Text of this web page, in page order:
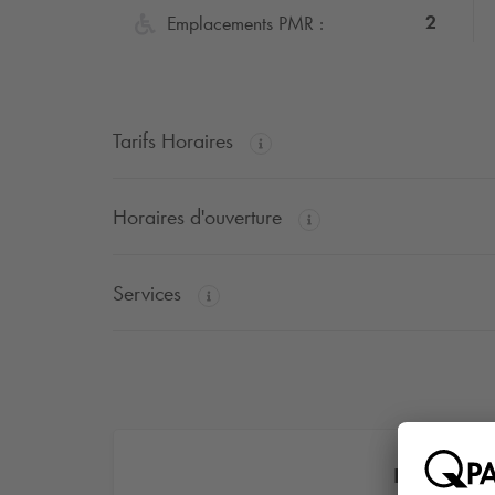
Emplacements PMR :
2
Tarifs Horaires
Horaires d'ouverture
Services